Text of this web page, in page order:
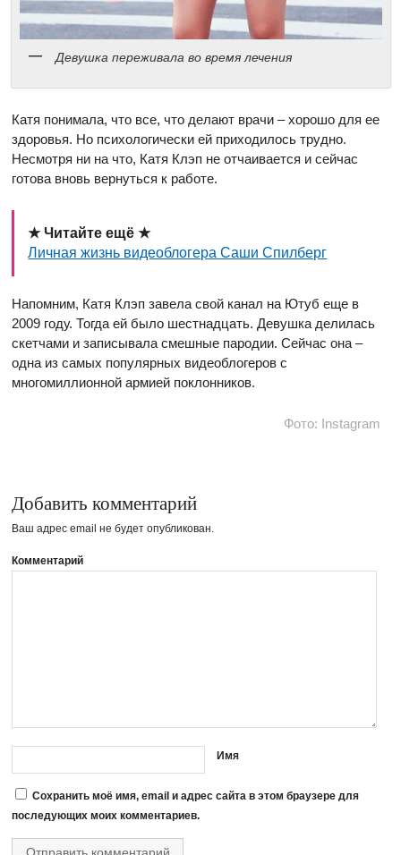
Девушка переживала во время лечения
Катя понимала, что все, что делают врачи – хорошо для ее
здоровья. Но психологически ей приходилось трудно.
Несмотря ни на что, Катя Клэп не отчаивается и сейчас
готова вновь вернуться к работе.
★ Читайте ещё ★
Личная жизнь видеоблогера Саши Спилберг
Напомним, Катя Клэп завела свой канал на Ютуб еще в
2009 году. Тогда ей было шестнадцать. Девушка делилась
скетчами и записывала смешные пародии. Сейчас она –
одна из самых популярных видеоблогеров с
многомиллионной армией поклонников.
Фото: Instagram
Добавить комментарий
Ваш адрес email не будет опубликован.
Комментарий
Имя
Сохранить моё имя, email и адрес сайта в этом браузере для
последующих моих комментариев.